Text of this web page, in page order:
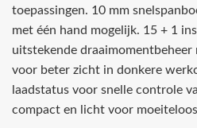
toepassingen. 10 mm
met één hand mogelijk. 15 + 1
uitstekende
voor beter zicht in donkere
laadstatus voor snelle controle
compact en licht voor